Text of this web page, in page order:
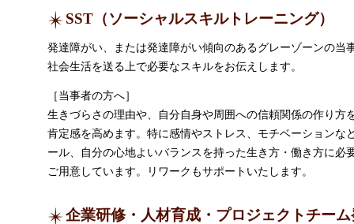
SST（ソーシャルスキルトレーニング）
発達障がい、または発達障がい傾向のあるグレーゾーンの当
社会生活を送る上で必要なスキルをお伝えします。
［当事者の方へ］
生きづらさの理由や、自分自身や周囲への信頼関係の作り方
肯定感を高めます。特に感情やストレス、モチベーションな
ール、自分の心地よいバランスを持った生き方・働き方に必
ご用意しています。リワークもサポートいたします。
企業研修・人材育成・プロジェクトチー